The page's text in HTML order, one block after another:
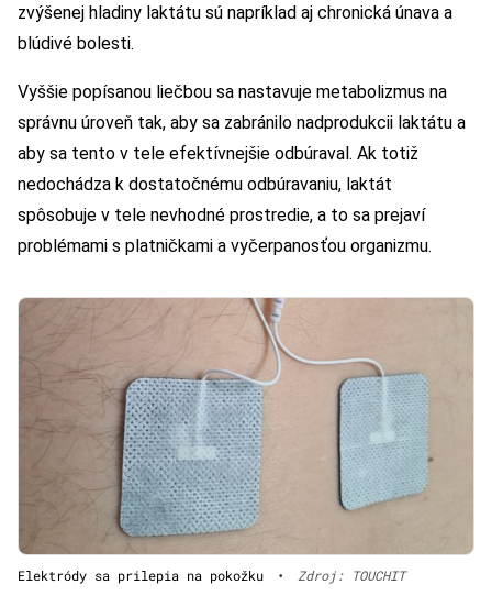
zvýšenej hladiny laktátu sú napríklad aj chronická únava a
blúdivé bolesti.
Vyššie popísanou liečbou sa nastavuje metabolizmus na
správnu úroveň tak, aby sa zabránilo nadprodukcii laktátu a
aby sa tento v tele efektívnejšie odbúraval. Ak totiž
nedochádza k dostatočnému odbúravaniu, laktát
spôsobuje v tele nevhodné prostredie, a to sa prejaví
problémami s platničkami a vyčerpanosťou organizmu.
Elektródy sa prilepia na pokožku • Zdroj: TOUCHIT